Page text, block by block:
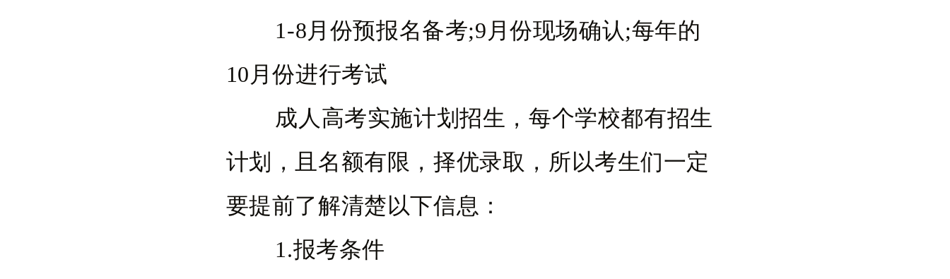
1-8月份预报名备考;9月份现场确认;每年的
10月份进行考试
成人高考实施计划招生，每个学校都有招生
计划，且名额有限，择优录取，所以考生们一定
要提前了解清楚以下信息：
1.报考条件